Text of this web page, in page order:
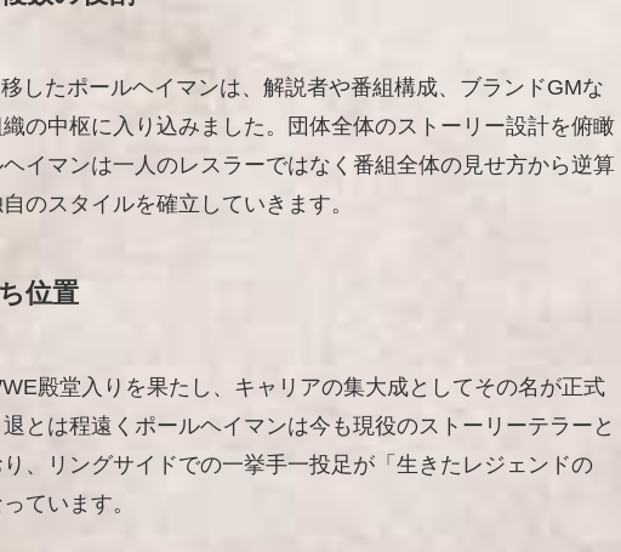
したポールヘイマンは、解説者や番組構成、ブランドGMな
の中枢に入り込みました。団体全体のストーリー設計を俯瞰
イマンは一人のレスラーではなく番組全体の見せ方から逆算
のスタイルを確立していきます。
位置
殿堂入りを果たし、キャリアの集大成としてその名が正式
とは程遠くポールヘイマンは今も現役のストーリーテラーと
、リングサイドでの一挙手一投足が「生きたレジェンドの
ています。